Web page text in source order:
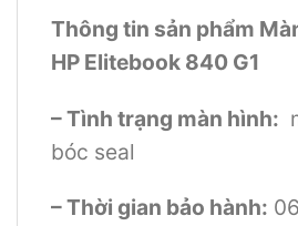
Thông tin sản phẩm
HP Elitebook 840 G1
– Tình trạng màn hình:
bóc seal
– Thời gian bảo hành: